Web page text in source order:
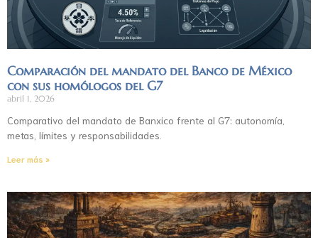
Comparación del mandato del Banco de México
con sus homólogos del G7
abril 1, 2026
Comparativo del mandato de Banxico frente al G7: autonomía,
metas, límites y responsabilidades.
Leer más »